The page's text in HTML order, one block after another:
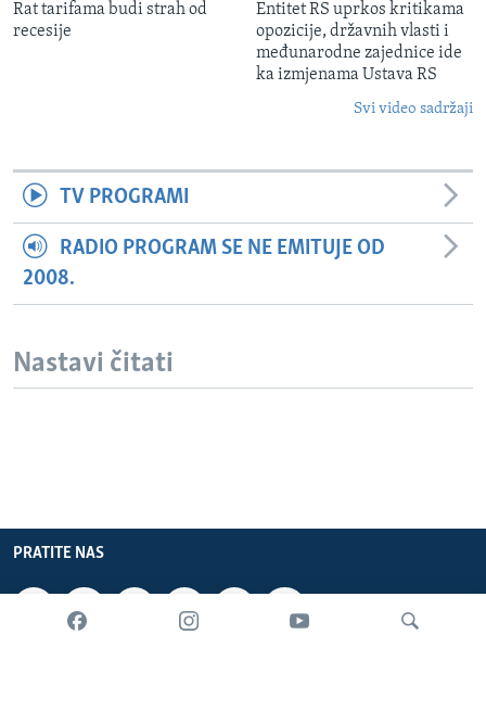
Rat tarifama budi strah od
recesije
Entitet RS uprkos kritikama
opozicije, državnih vlasti i
međunarodne zajednice ide
ka izmjenama Ustava RS
Svi video sadržaji
TV PROGRAMI
RADIO PROGRAM SE NE EMITUJE OD
2008.
Nastavi čitati
PRATITE NAS